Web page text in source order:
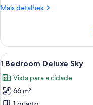
Mais detalhes
Mais
Sky
Carrega
todas
as
fotos
24
1 Bedroom Deluxe Sky
Vista para a cidade
66 m²